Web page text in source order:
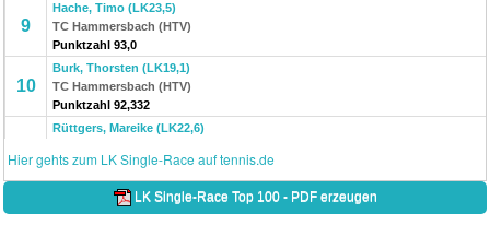
9
Hache, Timo (LK23,5)
TC Hammersbach (HTV)
Punktzahl 93,0
10
Burk, Thorsten (LK19,1)
TC Hammersbach (HTV)
Punktzahl 92,332
Rüttgers, Mareike (LK22,6)
Punktzahl 88,0
Bauer, Jons (LK19,6)
TC Hammersbach (HTV)
Hier gehts zum LK Single-Race auf tennis.de
LK Single-Race Top 100 - PDF erzeugen